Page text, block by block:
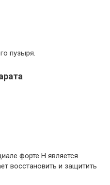
пузыря.
форте Н является
восстановить и защитить